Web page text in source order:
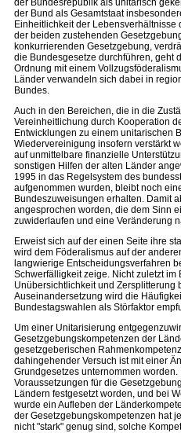
der Bundesrepublik als unitarisch
der Bund als Gesamtstaat
Einheitlichkeit der
der beiden zustehenden
konkurrierenden Gesetzgebung,
die Bundesgesetze durchführen, geht
Ordnung mit einem
Länder verwandeln sich dabei in
Bundes.
Auch in den Bereichen, die in die
Vereinheitlichung durch Kooperation
Entwicklungen zu einem unitarischen
Wiedervereinigung insofern verstärkt
auf unmittelbare finanzielle
sonstigen Hilfen der alten Länder
1995 in das Regelsystem des
aufgenommen wurden, bleibt noch
Bundeszuweisungen erhalten. Damit
angesprochen worden, die dem Sinn
zuwiderlaufen und eine Veränderung
Erweist sich auf der einen Seite ihre
wird dem Föderalismus auf der
langwierige Entscheidungsverfahren
Schwerfälligkeit zeige. Nicht zuletzt
Unübersichtlichkeit und Zersplitterung
Auseinandersetzung wird die
Bundestagswahlen als Störfaktor
Um einer Unitarisierung
Gesetzgebungskompetenzen der
gesetzgeberischen
dahingehender Versuch ist mit einer
Grundgesetzes unternommen
Voraussetzungen für die
Ländern festgesetzt worden, und bei
wurde ein Aufleben der
der Gesetzgebungskompetenzen hat
nicht "stark" genug sind, solche